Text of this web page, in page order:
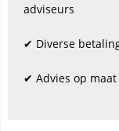
adviseurs
✔ Diverse
✔ Advies op maat